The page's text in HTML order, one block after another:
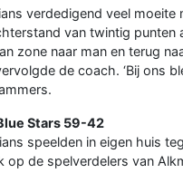
verdedigend veel
van twintig punten
zone naar man en terug
de coach. ‘Bij ons
Stars 59-42
speelden in eigen huis
op de spelverdelers van